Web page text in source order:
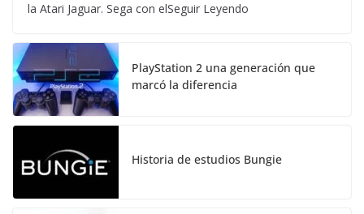
la Atari Jaguar. Sega con elSeguir Leyendo
PlayStation 2 una generación que
marcó la diferencia
Historia de estudios Bungie